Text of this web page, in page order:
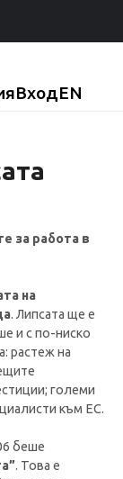
ВходEN
за работа в
на
. Липсата ще е
и с по-ниско
растеж на
големи
към ЕС.
беше
. Това е